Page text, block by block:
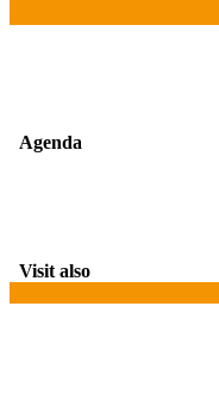
Agenda
Visit also